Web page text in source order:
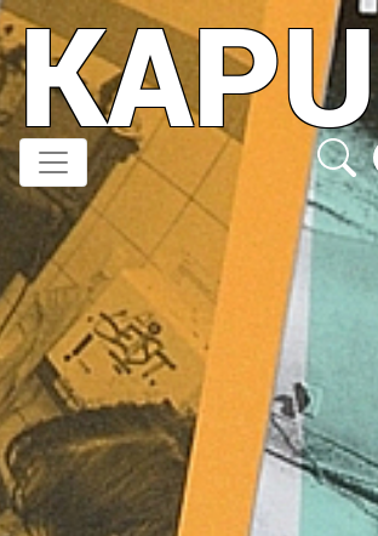
Direkt
zum
Inhalt
KAPU